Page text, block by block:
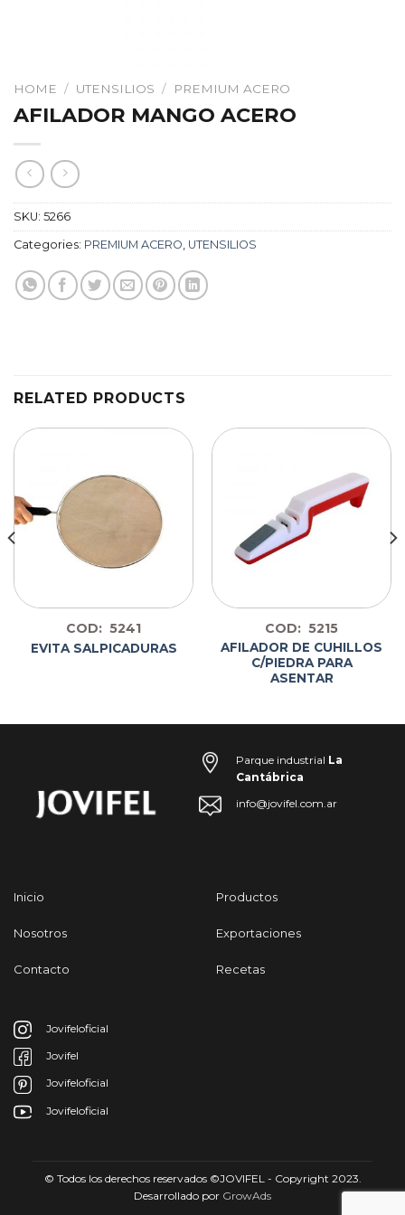
HOME / UTENSILIOS / PREMIUM ACERO
AFILADOR MANGO ACERO
SKU: 5266
Categories: PREMIUM ACERO, UTENSILIOS
RELATED PRODUCTS
COD: 5241
EVITA SALPICADURAS
COD: 5215
AFILADOR DE CUHILLOS
C/PIEDRA PARA
ASENTAR
Parque industrial La
Cantábrica
info@jovifel.com.ar
Inicio
Nosotros
Contacto
Productos
Exportaciones
Recetas
Jovifeloficial
Jovifel
Jovifeloficial
Jovifeloficial
© Todos los derechos reservados ©JOVIFEL - Copyright 2023.
Desarrollado por GrowAds